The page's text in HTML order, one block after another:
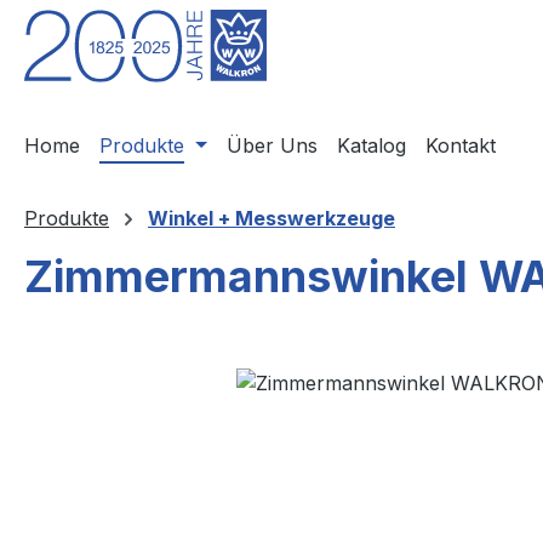
Hauptinhalt springen
Zur Suche springen
Zur Hauptnavigation springen
Home Produkte Über Uns Katalog Kontakt
Produkte Winkel + Messwerkzeuge
Zimmermannswinkel
Bildergalerie überspringen